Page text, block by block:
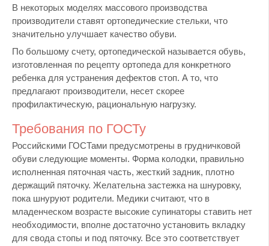
В некоторых моделях массового производства
производители ставят ортопедические стельки, что
значительно улучшает качество обуви.
По большому счету, ортопедической называется обувь,
изготовленная по рецепту ортопеда для конкретного
ребенка для устранения дефектов стоп. А то, что
предлагают производители, несет скорее
профилактическую, рациональную нагрузку.
Требования по ГОСТу
Российскими ГОСТами предусмотрены в грудничковой
обуви следующие моменты. Форма колодки, правильно
исполненная пяточная часть, жесткий задник, плотно
держащий пяточку. Желательна застежка на шнуровку,
пока шнуруют родители. Медики считают, что в
младенческом возрасте высокие супинаторы ставить нет
необходимости, вполне достаточно установить вкладку
для свода стопы и под пяточку. Все это соответствует